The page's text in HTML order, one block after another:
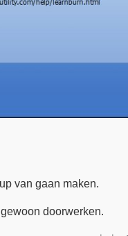
van gaan maken.
doorwerken.